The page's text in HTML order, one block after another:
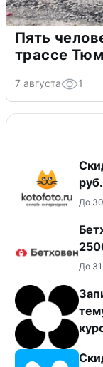
Пять
трассе
7 августа 1
руб.
До
До